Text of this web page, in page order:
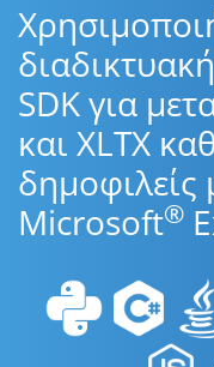
SDK για
και XLTX
Microsoft®